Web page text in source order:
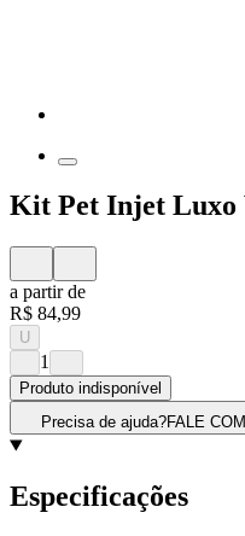
Kit Pet Injet Luxo
a partir de
R$ 84,99
U
1
Produto indisponível
Precisa de ajuda?FALE
Especificações